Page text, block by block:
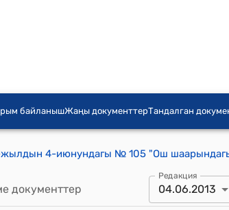
байланышЖаңы документтерТандалган
документтер
Редакция
04.06.2013